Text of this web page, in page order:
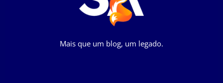
Mais que um blog, um legado.